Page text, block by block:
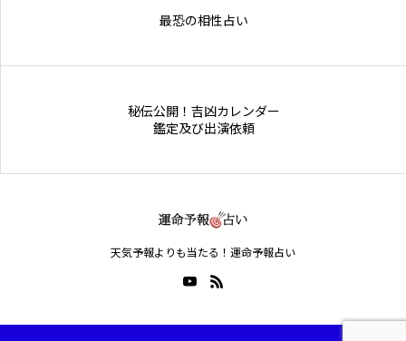
最恐の相性占い
秘伝公開！吉凶カレンダー
鑑定及び出演依頼
天気予報よりも当たる！運命予報占い